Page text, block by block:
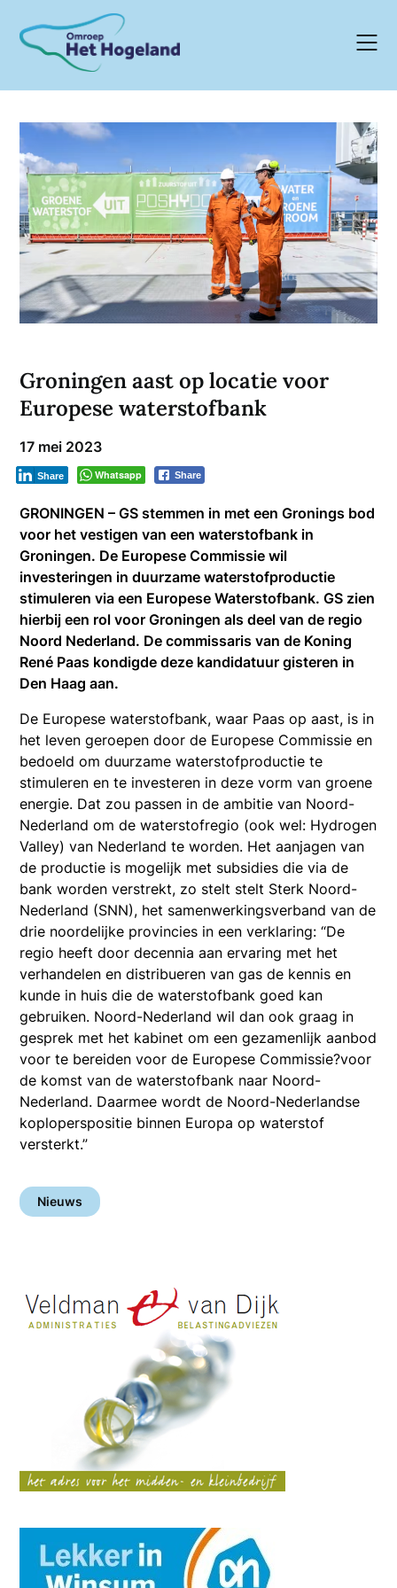
content
Groningen aast op locatie voor
Europese waterstofbank
17 mei 2023
Whatsapp Share
Share
GRONINGEN – GS stemmen in met een Gronings bod
voor het vestigen van een waterstofbank in
Groningen. De Europese Commissie wil
investeringen in duurzame waterstofproductie
stimuleren via een Europese Waterstofbank. GS zien
hierbij een rol voor Groningen als deel van de regio
Noord Nederland. De commissaris van de Koning
René Paas kondigde deze kandidatuur gisteren in
Den Haag aan.
De Europese waterstofbank, waar Paas op aast, is in
het leven geroepen door de Europese Commissie en
bedoeld om duurzame waterstofproductie te
stimuleren en te investeren in deze vorm van groene
energie. Dat zou passen in de ambitie van Noord-
Nederland om de waterstofregio (ook wel: Hydrogen
Valley) van Nederland te worden. Het aanjagen van
de productie is mogelijk met subsidies die via de
bank worden verstrekt, zo stelt stelt Sterk Noord-
Nederland (SNN), het samenwerkingsverband van de
drie noordelijke provincies in een verklaring: “De
regio heeft door decennia aan ervaring met het
verhandelen en distribueren van gas de kennis en
kunde in huis die de waterstofbank goed kan
gebruiken. Noord-Nederland wil dan ook graag in
gesprek met het kabinet om een gezamenlijk aanbod
voor te bereiden voor de Europese Commissie?voor
de komst van de waterstofbank naar Noord-
Nederland. Daarmee wordt de Noord-Nederlandse
koploperspositie binnen Europa op waterstof
versterkt.”
Nieuws